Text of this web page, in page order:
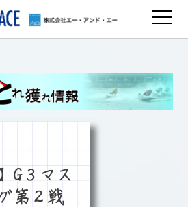
G３マス
第２戦